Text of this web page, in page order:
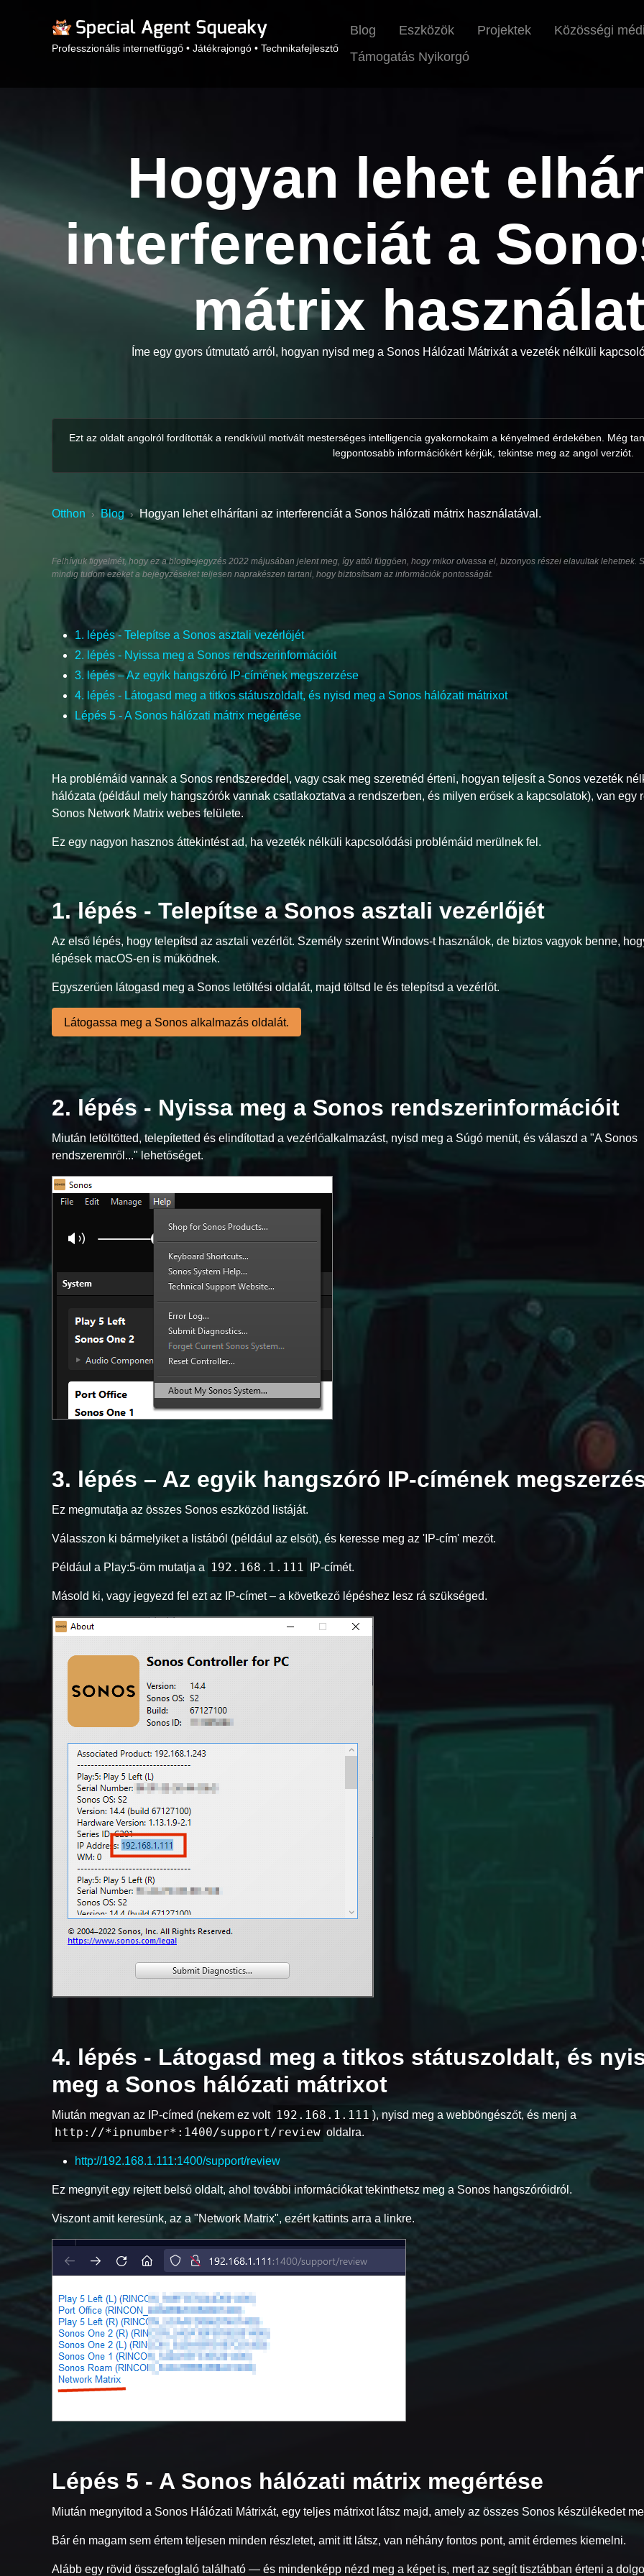
Professzionális internetfüggő • Játékrajongó • Technikafejlesztő
Blog Eszközök Projektek
Közösségi
Támogatás Nyikorgó
Hogyan lehet
interferenciát a
mátrix
Íme egy gyors útmutató arról, hogyan nyisd meg a Sonos Hálózati Mátrixát a vezeték nélküli
Ezt az oldalt angolról fordították a rendkívül motivált mesterséges intelligencia gyakornokaim a kényelmed érdekében. Még
legpontosabb információkért kérjük, tekintse meg az angol verziót.
Otthon › Blog › Hogyan lehet elhárítani az interferenciát a Sonos hálózati mátrix használatával.
Felhívjuk figyelmét, hogy ez a blogbejegyzés 2022 májusában jelent meg, így attól függően, hogy mikor olvassa el, bizonyos részei elavultak lehetnek.
mindig tudom ezeket a bejegyzéseket teljesen naprakészen tartani, hogy biztosítsam az információk pontosságát.
1. lépés - Telepítse a Sonos asztali vezérlőjét
2. lépés - Nyissa meg a Sonos rendszerinformációit
3. lépés – Az egyik hangszóró IP-címének megszerzése
4. lépés - Látogasd meg a titkos státuszoldalt, és nyisd meg a Sonos hálózati mátrixot
Lépés 5 - A Sonos hálózati mátrix megértése
Ha problémáid vannak a Sonos rendszereddel, vagy csak meg szeretnéd érteni, hogyan teljesít a Sonos vezeték
hálózata (például mely hangszórók vannak csatlakoztatva a rendszerben, és milyen erősek a kapcsolatok), van egy
Sonos Network Matrix webes felülete.
Ez egy nagyon hasznos áttekintést ad, ha vezeték nélküli kapcsolódási problémáid merülnek fel.
1. lépés - Telepítse a Sonos asztali vezérlőjét
Az első lépés, hogy telepítsd az asztali vezérlőt. Személy szerint Windows-t használok, de biztos vagyok benne,
lépések macOS-en is működnek.
Egyszerűen látogasd meg a Sonos letöltési oldalát, majd töltsd le és telepítsd a vezérlőt.
Látogassa meg a Sonos alkalmazás oldalát.
2. lépés - Nyissa meg a Sonos rendszerinformációit
Miután letöltötted, telepítetted és elindítottad a vezérlőalkalmazást, nyisd meg a Súgó menüt, és válaszd a "A Sonos
rendszeremről..." lehetőséget.
3. lépés – Az egyik hangszóró IP-címének
Ez megmutatja az összes Sonos eszközöd listáját.
Válasszon ki bármelyiket a listából (például az elsőt), és keresse meg az 'IP-cím' mezőt.
Például a Play:5-öm mutatja a 192.168.1.111 IP-címét.
Másold ki, vagy jegyezd fel ezt az IP-címet – a következő lépéshez lesz rá szükséged.
4. lépés - Látogasd meg a titkos státuszoldalt, és
meg a Sonos hálózati mátrixot
Miután megvan az IP-címed (nekem ez volt 192.168.1.111 ), nyisd meg a webböngészőt, és menj a
http://*ipnumber*:1400/support/review oldalra.
http://192.168.1.111:1400/support/review
Ez megnyit egy rejtett belső oldalt, ahol további információkat tekinthetsz meg a Sonos hangszóróidról.
Viszont amit keresünk, az a "Network Matrix", ezért kattints arra a linkre.
Lépés 5 - A Sonos hálózati mátrix megértése
Miután megnyitod a Sonos Hálózati Mátrixát, egy teljes mátrixot látsz majd, amely az összes Sonos készülékedet
Bár én magam sem értem teljesen minden részletet, amit itt látsz, van néhány fontos pont, amit érdemes kiemelni.
Alább egy rövid összefoglaló található — és mindenképp nézd meg a képet is, mert az segít tisztábban érteni a